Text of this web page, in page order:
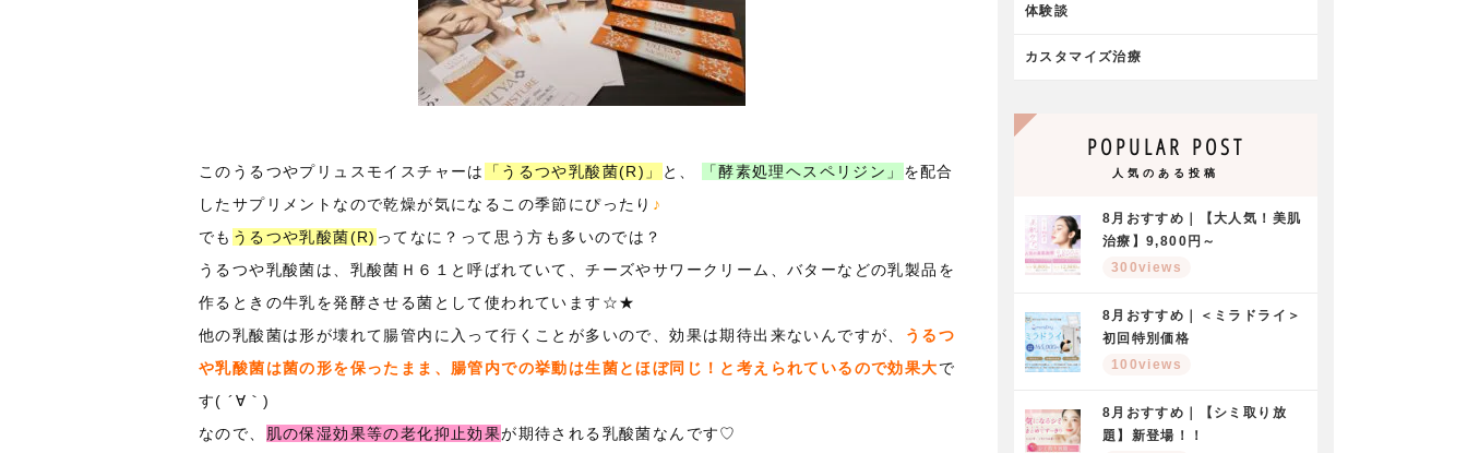
このうるつやプリュスモイスチャーは 「うるつや乳酸菌(R)」 と、 「酵素処理ヘスペリジン」 を配合
したサプリメントなので乾燥が気になるこの季節にぴったり ♪
でも うるつや乳酸菌(R) ってなに？って思う方も多いのでは？
うるつや乳酸菌は、乳酸菌Ｈ６１と呼ばれていて、チーズやサワークリーム、バターなどの乳製品を
作るときの牛乳を発酵させる菌として使われています☆★
他の乳酸菌は形が壊れて腸管内に入って行くことが多いので、効果は期待出来ないんですが、
うるつ
や乳酸菌は菌の形を保ったまま、腸管内での挙動は生菌とほぼ同じ！と考えられているので効果大で
す( ´∀｀)
なので、 肌の保湿効果等の老化抑止効果が期待される乳酸菌なんです♡
体験談
カスタマイズ治療
POPULAR POST
人気のある投稿
8月おすすめ｜【大人気！美肌
治療】9,800円～
300views
8月おすすめ｜＜ミラドライ＞
初回特別価格
100views
8月おすすめ｜【シミ取り放
題】新登場！！